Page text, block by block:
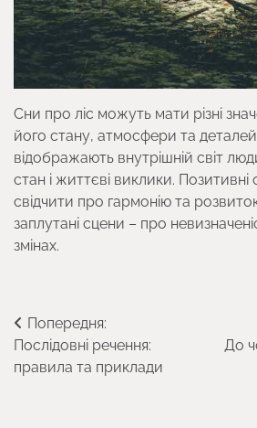
Сни про ліс можуть мати різні
його стану, атмосфери та
відображають внутрішній світ
стан і життєві виклики.
свідчити про гармонію та
заплутані сцени – про
змінах.
Навігація
записів
Попередня:
Послідовні речення:
правила та приклади
До